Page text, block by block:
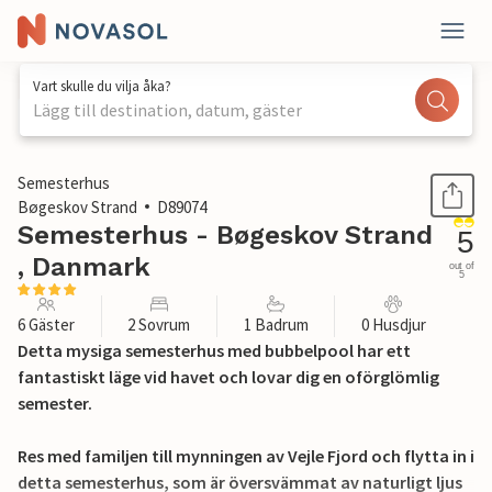
Vart skulle du vilja åka?
Lägg till destination, datum, gäster
1 / 12
Semesterhus
Bøgeskov Strand
D89074
Semesterhus - Bøgeskov Strand
, Danmark
5
out of
5
6 Gäster 2 Sovrum 1 Badrum 0 Husdjur
Detta mysiga semesterhus med bubbelpool har ett
fantastiskt läge vid havet och lovar dig en oförglömlig
semester.
Res med familjen till mynningen av Vejle Fjord och flytta in i
detta semesterhus, som är översvämmat av naturligt ljus